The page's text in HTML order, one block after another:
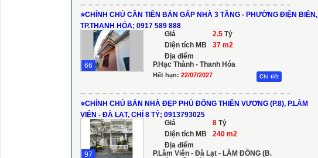
⭐️CHÍNH CHỦ CẦN TIỀN BÁN GẤP NHÀ 3 TẦNG - PHƯỜNG ĐIỆN BIÊN,
TP.THANH HÓA; 0917 589 888
66
Giá 2.5 Tỷ
Diện tích MB
37 m2
Địa điểm
P.Hạc Thành - Thanh Hóa
Hết hạn: 22/07/2027 Chi tiết
⭐️CHÍNH CHỦ BÁN NHÀ ĐẸP PHÙ ĐỔNG THIÊN VƯƠNG (P.8), P.LÂM
VIÊN - ĐÀ LẠT, CHỈ 8 TỶ; 0913793025
97
Giá 8 Tỷ
Diện tích MB
240 m2
Địa điểm
P.Lâm Viên - Đà Lạt - LẦM ĐỒNG (B.